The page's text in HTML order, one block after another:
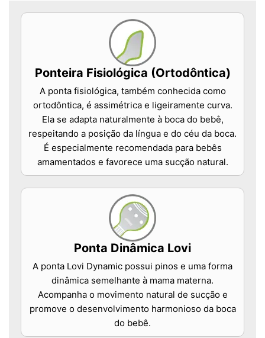
Ponteira Fisiológica (Ortodôntica)
A ponta fisiológica, também conhecida como
ortodôntica, é assimétrica e ligeiramente curva.
Ela se adapta naturalmente à boca do bebê,
respeitando a posição da língua e do céu da boca.
É especialmente recomendada para bebês
amamentados e favorece uma sucção natural.
Ponta Dinâmica Lovi
A ponta Lovi Dynamic possui pinos e uma forma
dinâmica semelhante à mama materna.
Acompanha o movimento natural de sucção e
promove o desenvolvimento harmonioso da boca
do bebê.